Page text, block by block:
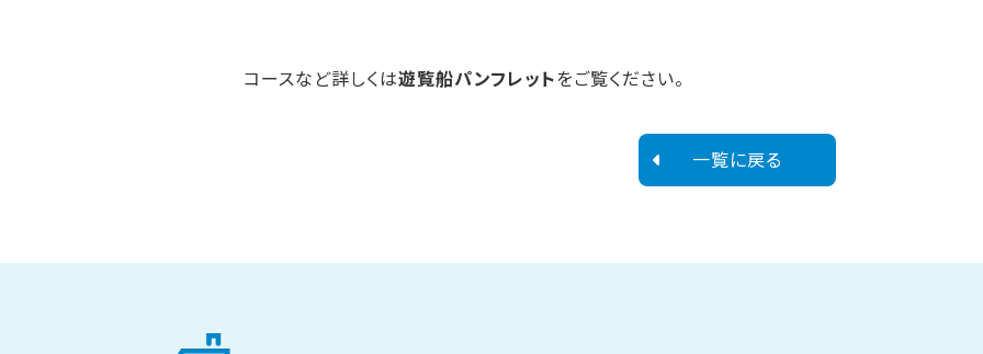
コースなど詳しくは遊覧船パンフレットをご覧ください。
一覧に戻る